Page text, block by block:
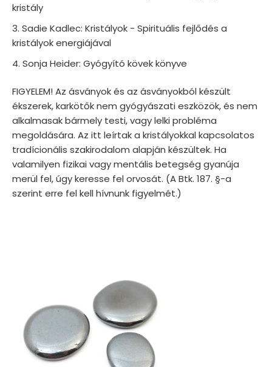
kristály
Sadie Kadlec: Kristályok - Spirituális fejlődés a
kristályok energiájával
Sonja Heider: Gyógyító kövek könyve
FIGYELEM! Az ásványok és az ásványokból készült
ékszerek, karkötők nem gyógyászati eszközök, és nem
alkalmasak bármely testi, vagy lelki probléma
megoldására. Az itt leírtak a kristályokkal kapcsolatos
tradícionális szakirodalom alapján készültek. Ha
valamilyen fizikai vagy mentális betegség gyanúja
merül fel, úgy keresse fel orvosát. (A Btk. 187. §-a
szerint erre fel kell hívnunk figyelmét.)